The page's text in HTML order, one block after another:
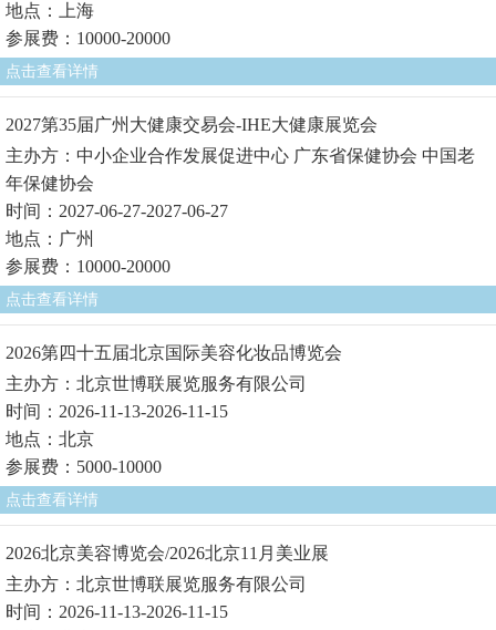
地点：上海
参展费：10000-20000
点击查看详情
2027第35届广州大健康交易会-IHE大健康展览会
主办方：中小企业合作发展促进中心 广东省保健协会 中国老
年保健协会
时间：2027-06-27-2027-06-27
地点：广州
参展费：10000-20000
点击查看详情
2026第四十五届北京国际美容化妆品博览会
主办方：北京世博联展览服务有限公司
时间：2026-11-13-2026-11-15
地点：北京
参展费：5000-10000
点击查看详情
2026北京美容博览会/2026北京11月美业展
主办方：北京世博联展览服务有限公司
时间：2026-11-13-2026-11-15